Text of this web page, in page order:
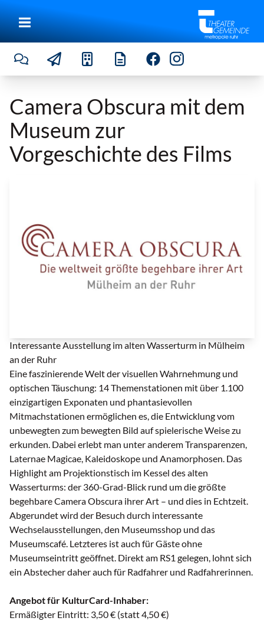
Camera Obscura mit dem
Museum zur
Vorgeschichte des Films
Interessante Ausstellung im alten Wasserturm in Mülheim
an der Ruhr
Eine faszinierende Welt der visuellen Wahrnehmung und
optischen Täuschung: 14 Themenstationen mit über 1.100
einzigartigen Exponaten und phantasievollen
Mitmachstationen ermöglichen es, die Entwicklung vom
unbewegten zum bewegten Bild auf spielerische Weise zu
erkunden. Dabei erlebt man unter anderem Transparenzen,
Laternae Magicae, Kaleidoskope und Anamorphosen. Das
Highlight am Projektionstisch im Kessel des alten
Wasserturms: der 360-Grad-Blick rund um die größte
begehbare Camera Obscura ihrer Art – und dies in Echtzeit.
Abgerundet wird der Besuch durch interessante
Wechselausstellungen, den Museumsshop und das
Museumscafé. Letzteres ist auch für Gäste ohne
Museumseintritt geöffnet. Direkt am RS1 gelegen, lohnt sich
ein Abstecher daher auch für Radfahrer und Radfahrerinnen.
Angebot für KulturCard-Inhaber:
Ermäßigter Eintritt: 3,50 € (statt 4,50 €)